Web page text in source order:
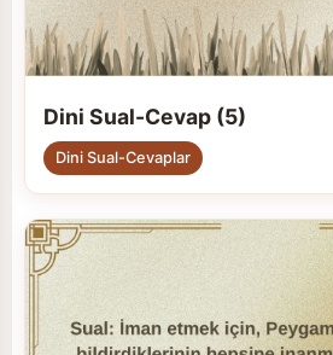
Dini Sual-Cevap (5)
Dini Sual-Cevaplar